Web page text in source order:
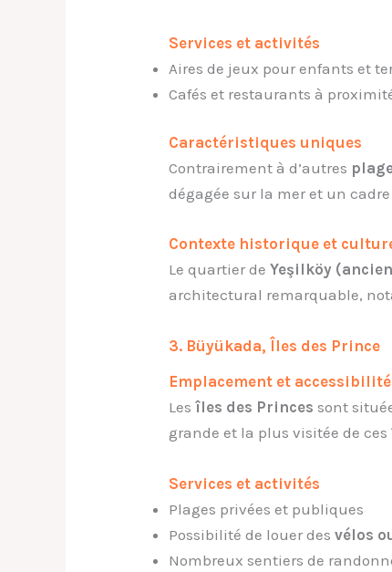
Services et activités
Aires de jeux pour enfants et
Cafés et restaurants à
Caractéristiques uniques
Contrairement à d’autres
dégagée sur la mer et un
Contexte historique et
Le quartier deYeşilköy
architectural remarquable,
3. Büyükada, Îles des Prince
Emplacement et accessibilité
Lesîles des Princes sont
grande et la plus visitée de ces
Services et activités
Plages privées et publiques
Possibilité de louer desvélos
Nombreux sentiers de